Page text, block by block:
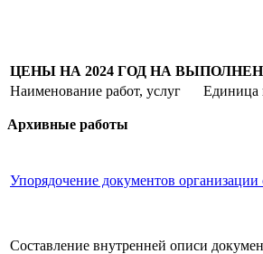
ЦЕНЫ НА 2024 ГОД НА
Наименование работ, услуг
Единица
Архивные работы
Упорядочение документов
Составление внутренней описи